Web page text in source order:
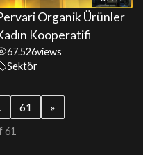
Organik Ürünler
Kooperatifi
67.526views
Sektör
61 »
61